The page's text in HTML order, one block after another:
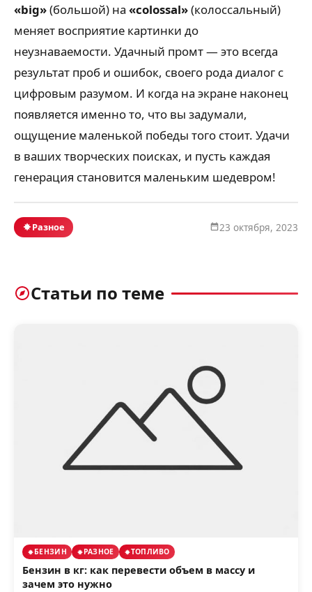
«big»(большой) на «colossal»(колоссальный)
меняет восприятие картинки до
неузнаваемости. Удачный промт — это всегда
результат проб и ошибок, своего рода диалог с
цифровым разумом. И когда на экране наконец
появляется именно то, что вы задумали,
ощущение маленькой победы того стоит. Удачи
в ваших творческих поисках, и пусть каждая
генерация становится маленьким шедевром!
Разное 23 октября, 2023
Статьи по теме
БЕНЗИН РАЗНОЕ ТОПЛИВО
Бензин в кг: как перевести объем в массу и
зачем это нужно